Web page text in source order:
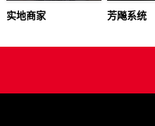
实地商家 芳飚系统